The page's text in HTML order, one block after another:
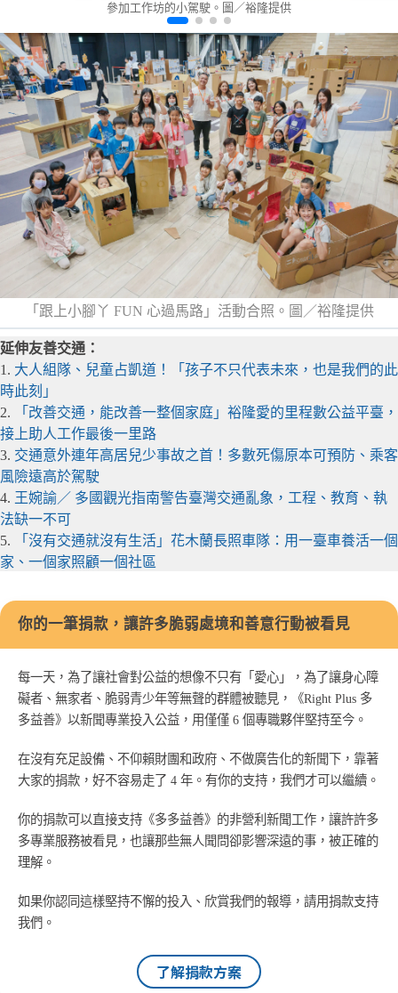
參加工作坊的小駕駛。圖／裕隆提供
「跟上小腳丫 FUN 心過馬路」活動合照。圖／裕隆提供
延伸友善交通：
1. 大人組隊、兒童占凱道！「孩子不只代表未來，也是我們的此
時此刻」
2.
「改善交通，能改善一整個家庭」裕隆愛的里程數公益平臺，
接上助人工作最後一里路
3. 交通意外連年高居兒少事故之首！多數死傷原本可預防、乘客
風險遠高於駕駛
4. 王婉諭／ 多國觀光指南警告臺灣交通亂象，工程、教育、執
法缺一不可
5.
「沒有交通就沒有生活」花木蘭長照車隊：用一臺車養活一個
家、一個家照顧一個社區
你的一筆捐款，讓許多脆弱處境和善意行動被看見
每一天，為了讓社會對公益的想像不只有「愛心」，為了讓身心障
礙者、無家者、脆弱青少年等無聲的群體被聽見，《Right Plus 多
多益善》以新聞專業投入公益，用僅僅 6 個專職夥伴堅持至今。
在沒有充足設備、不仰賴財團和政府、不做廣告化的新聞下，靠著
大家的捐款，好不容易走了 4 年。有你的支持，我們才可以繼續。
你的捐款可以直接支持《多多益善》的非營利新聞工作，讓許許多
多專業服務被看見，也讓那些無人聞問卻影響深遠的事，被正確的
理解。
如果你認同這樣堅持不懈的投入、欣賞我們的報導，請用捐款支持
我們。
了解捐款方案